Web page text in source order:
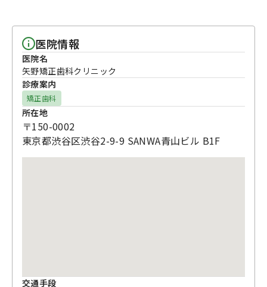
医院情報
医院名
矢野矯正歯科クリニック
診療案内
矯正歯科
所在地
〒150-0002
東京都渋谷区渋谷2-9-9 SANWA青山ビル B1F
交通手段